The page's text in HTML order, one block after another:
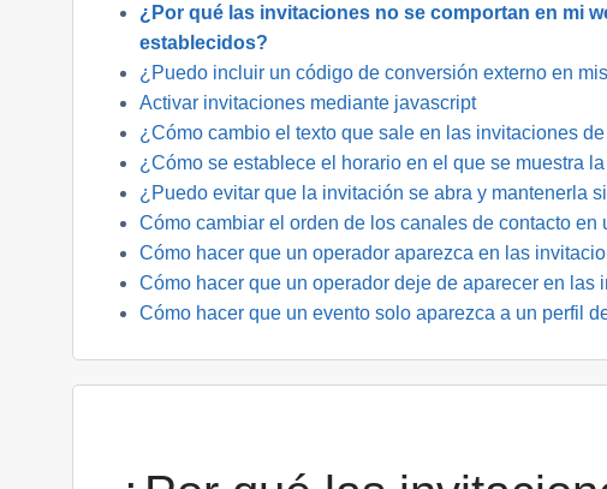
¿Por qué las invitaciones no se comportan en mi
establecidos?
¿Puedo incluir un código de conversión externo en
Activar invitaciones mediante javascript
¿Cómo cambio el texto que sale en las invitaciones
¿Cómo se establece el horario en el que se muestra
¿Puedo evitar que la invitación se abra y mantenerla
Cómo cambiar el orden de los canales de contacto en
Cómo hacer que un operador aparezca en las
Cómo hacer que un operador deje de aparecer en las
Cómo hacer que un evento solo aparezca a un perfil